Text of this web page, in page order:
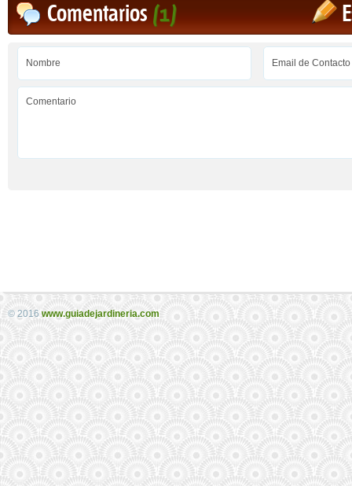
Comentarios(1)
© 2016www.guiadejardineria.com